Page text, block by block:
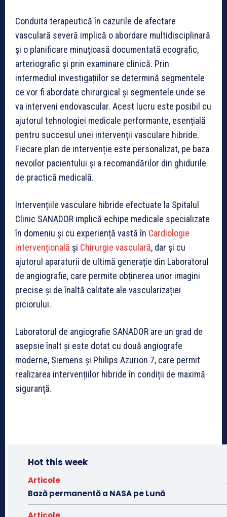
Conduita terapeutică în cazurile de afectare
vasculară severă implică o abordare multidisciplinară
și o planificare minuțioasă documentată ecografic,
arteriografic și prin examinare clinică. Prin
intermediul investigațiilor se determină segmentele
ce vor fi abordate chirurgical și segmentele unde se
va interveni endovascular. Acest lucru este posibil cu
ajutorul tehnologiei medicale performante, esențială
pentru succesul unei intervenții vasculare hibride.
Fiecare plan de intervenție este personalizat, pe baza
nevoilor pacientului și a recomandărilor din ghidurile
de practică medicală.
Intervențiile vasculare hibride efectuate la Spitalul
Clinic SANADOR implică echipe medicale specializate
în domeniu și cu experiență vastă în Cardiologie
intervențională și Chirurgie vasculară, dar și cu
ajutorul aparaturii de ultimă generație din Laboratorul
de angiografie, care permite obținerea unor imagini
precise și de înaltă calitate ale vascularizației
piciorului.
Laboratorul de angiografie SANADOR are un grad de
asepsie înalt și este dotat cu două angiografe
moderne, Siemens și Philips Azurion 7, care permit
realizarea intervențiilor hibride în condiții de maximă
siguranță.
Hot this week
Articole
Bază permanentă a NASA pe Lună